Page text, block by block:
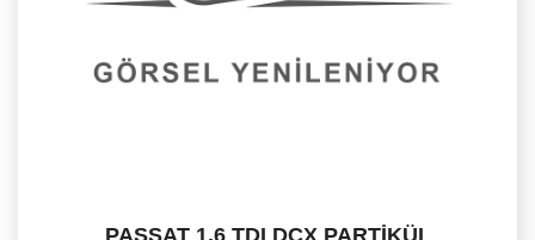
PASSAT 1.6 TDI DCX PARTİKÜL